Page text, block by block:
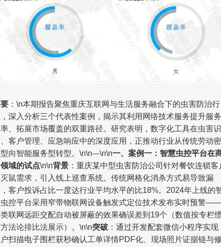
：\n本期报告聚焦重庆互联网与生活服务融合下的虫害防治行
深入分析三个代表性案例，揭示其利用网络技术服务提升服务
、拓展市场覆盖的双重路径。研究表明，数字化工具在虫害识
客户管理、应急响应中的深度应用，正推动行业从传统劳动密
向智能服务型转型。\n\n---\n\n一、案例一：智慧虫控平台在
域的试点\n\n背景 ：重庆某中型虫害防治公司针对餐饮连锁客
鼠需求，引入线上巡查系统。传统网格化消杀方式易导致漏
客户投诉占比一度达行业平均水平的比18%。2024年上线的
控平台采用窄带物联网设备触发式定位技术发布实时预警——
联网远距交配自动被屏蔽的效果确误差到19个（数值按专栏
法论排比法展示）。\n\n突破 ：通过开发配套微信小程序实现
扫描电子围栏获秒确认工单详情PDF化、现场照片证据链与